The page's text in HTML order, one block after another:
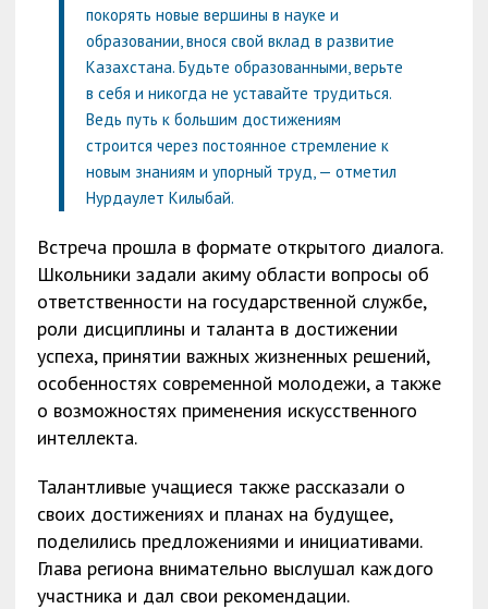
покорять новые вершины в науке и
образовании, внося свой вклад в развитие
Казахстана. Будьте образованными, верьте
в себя и никогда не уставайте трудиться.
Ведь путь к большим достижениям
строится через постоянное стремление к
новым знаниям и упорный труд, — отметил
Нурдаулет Килыбай.
Встреча прошла в формате открытого диалога.
Школьники задали акиму области вопросы об
ответственности на государственной службе,
роли дисциплины и таланта в достижении
успеха, принятии важных жизненных решений,
особенностях современной молодежи, а также
о возможностях применения искусственного
интеллекта.
Талантливые учащиеся также рассказали о
своих достижениях и планах на будущее,
поделились предложениями и инициативами.
Глава региона внимательно выслушал каждого
участника и дал свои рекомендации.